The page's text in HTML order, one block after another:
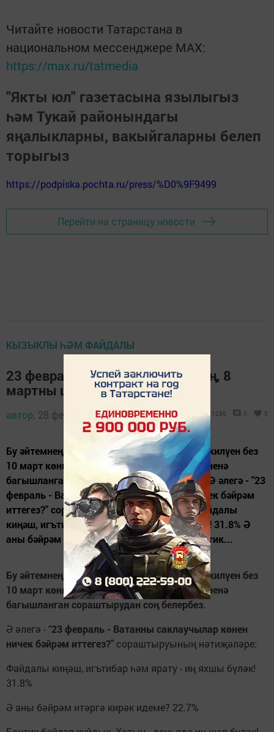
Читайте новости Татарстана в
национальном мессенджере MАХ:
https://max.ru/tatmedia
"Якты юл" газетасына язылыгыз
һәм Тукай районындагы
яңалыкларны, вакыйгаларны белеп
торыгыз
https://podpiska.pochta.ru/press/%D0%9F9499
Перейти на страницу новости
КЫЗЫКЛЫ ҺӘМ ФАЙДАЛЫ
23 февральне ничек каршыласаң, 8
мартны шулай үткәрерсең
автор, 28 февраль 2017 - 11:46 1290 0 0
Бу әйтемнең ни дәрәҗәдә дөреслеккә туры килүен без
10 март көнне, Халыкара хатын-кызлар көненә
багышланган сораштырудан соң белербез. Ә әлегә - "23
февраль - Ватанны саклаучылар көнен ничек бәйрәм
иттегез?" сораштыруының нәтиҗәләре: Файдалы
киңәш, игътибар һәм ярату - иң яхшы бүләк! 31.8% Ә
аны бәйрәм итәргә кирәк идеме? 22.7% Бантик...
Бу әйтемнең ни дәрәҗәдә дөреслеккә туры килүен без
10 март көнне, Халыкара хатын-кызлар көненә
багышланган сораштырудан соң белербез.
Ә әлегә - "23 февраль - Ватанны саклаучылар көнен
ничек бәйрәм иттегез?" сораштыруының нәтиҗәләре:
Файдалы киңәш, игътибар һәм ярату - иң яхшы бүләк!
31.8%
Ә аны бәйрәм итәргә кирәк идеме? 22.7%